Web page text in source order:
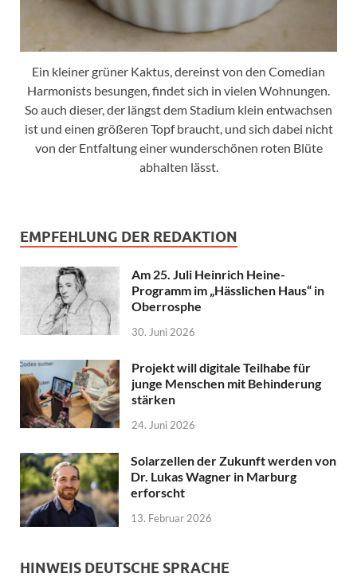
Ein kleiner grüner Kaktus, dereinst von den Comedian
Harmonists besungen, findet sich in vielen Wohnungen.
So auch dieser, der längst dem Stadium klein entwachsen
ist und einen größeren Topf braucht, und sich dabei nicht
von der Entfaltung einer wunderschönen roten Blüte
abhalten lässt.
EMPFEHLUNG DER REDAKTION
Am 25. Juli Heinrich Heine-
Programm im „Hässlichen Haus“ in
Oberrosphe
30. Juni 2026
Projekt will digitale Teilhabe für
junge Menschen mit Behinderung
stärken
24. Juni 2026
Solarzellen der Zukunft werden von
Dr. Lukas Wagner in Marburg
erforscht
13. Februar 2026
HINWEIS DEUTSCHE SPRACHE